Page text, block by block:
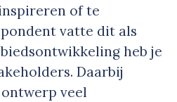
of te
vatte dit als
heb je
Daarbij
veel